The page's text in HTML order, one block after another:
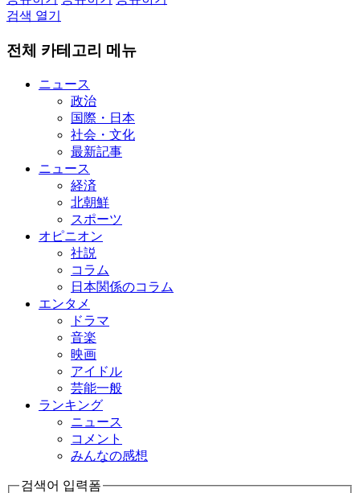
검색 열기
전체 카테고리 메뉴
ニュース
政治
国際・日本
社会・文化
最新記事
ニュース
経済
北朝鮮
スポーツ
オピニオン
社説
コラム
日本関係のコラム
エンタメ
ドラマ
音楽
映画
アイドル
芸能一般
ランキング
ニュース
コメント
みんなの感想
검색어 입력폼